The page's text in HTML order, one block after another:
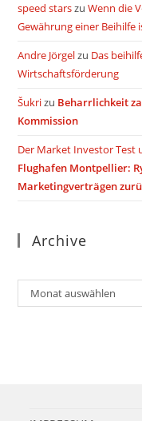
speed starszuWenn die
Gewährung einer Beihilfe
Andre Jörgelzu Das
Wirtschaftsförderung
Šukrizu Beharrlichkeit
Kommission
Der Market Investor Test
Flughafen Montpellier:
Marketingverträgen
Archive
Archiv
Monat auswählen